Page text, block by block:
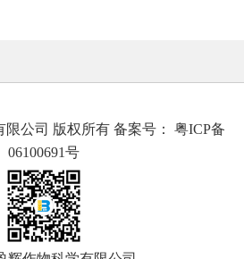
公司 版权所有 备案号： 粤ICP备
06100691号